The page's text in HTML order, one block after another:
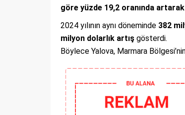
göre yüzde 19,2 oranında
2024 yılının aynı döneminde 382
milyon dolarlık artış gösterdi.
Böylece Yalova, Marmara